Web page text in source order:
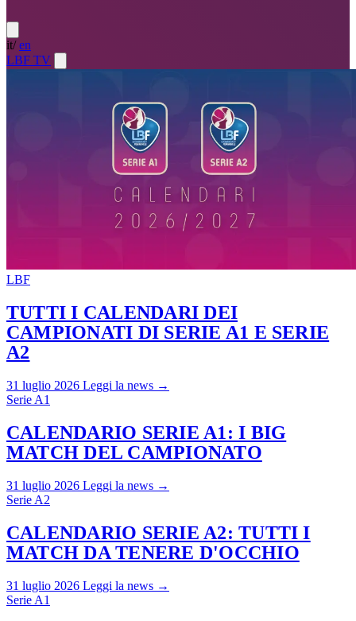
it/ en
LBF TV
LBF
TUTTI I CALENDARI DEI
CAMPIONATI DI SERIE A1 E SERIE
A2
31 luglio 2026 Leggi la news →
Serie A1
CALENDARIO SERIE A1: I BIG
MATCH DEL CAMPIONATO
31 luglio 2026 Leggi la news →
Serie A2
CALENDARIO SERIE A2: TUTTI I
MATCH DA TENERE D'OCCHIO
31 luglio 2026 Leggi la news →
Serie A1